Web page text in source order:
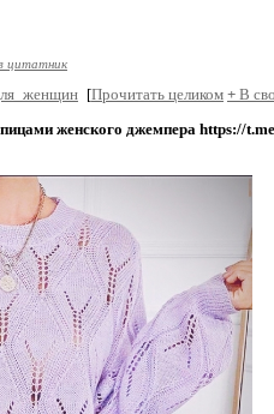
цитатник
[Прочитать целиком + В
женского джемпера https://